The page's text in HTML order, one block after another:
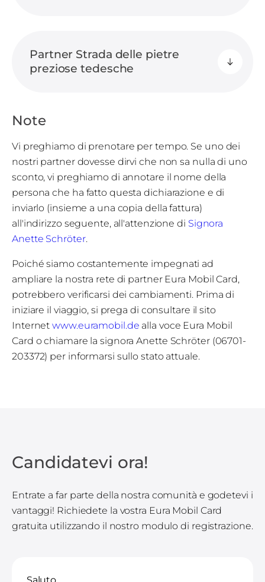
Partner Strada delle pietre
preziose tedesche
Note
Vi preghiamo di prenotare per tempo. Se uno dei
nostri partner dovesse dirvi che non sa nulla di uno
sconto, vi preghiamo di annotare il nome della
persona che ha fatto questa dichiarazione e di
inviarlo (insieme a una copia della fattura)
all'indirizzo seguente, all'attenzione di Signora
Anette Schröter.
Poiché siamo costantemente impegnati ad
ampliare la nostra rete di partner Eura Mobil Card,
potrebbero verificarsi dei cambiamenti. Prima di
iniziare il viaggio, si prega di consultare il sito
Internetwww.euramobil.de alla voce Eura Mobil
Card o chiamare la signora Anette Schröter (06701-
203372) per informarsi sullo stato attuale.
Candidatevi ora!
Entrate a far parte della nostra comunità e godetevi i
vantaggi! Richiedete la vostra Eura Mobil Card
gratuita utilizzando il nostro modulo di registrazione.
Saluto